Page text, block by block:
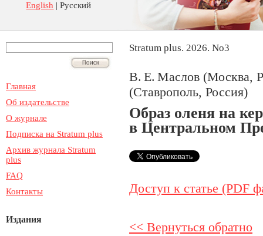
English | Русский
Главная
Об издательстве
О журнале
Подписка на Stratum plus
Архив журнала Stratum
plus
FAQ
Контакты
Издания
Stratum plus. 2026. No3
В. Е. Маслов (Москва,
(Ставрополь, Россия)
Образ оленя на
в Центральном
Доступ к статье (PDF
<< Вернуться обратно